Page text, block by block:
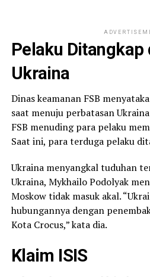
Pelaku Ditangkap
Ukraina
Dinas keamanan FSB
saat menuju perbatasan
FSB menuding para pelaku
Saat ini, para terduga pelaku
Ukraina menyangkal tuduhan
Ukraina, Mykhailo Podolyak
Moskow tidak masuk akal.
hubungannya dengan
Kota Crocus,” kata dia.
Klaim ISIS